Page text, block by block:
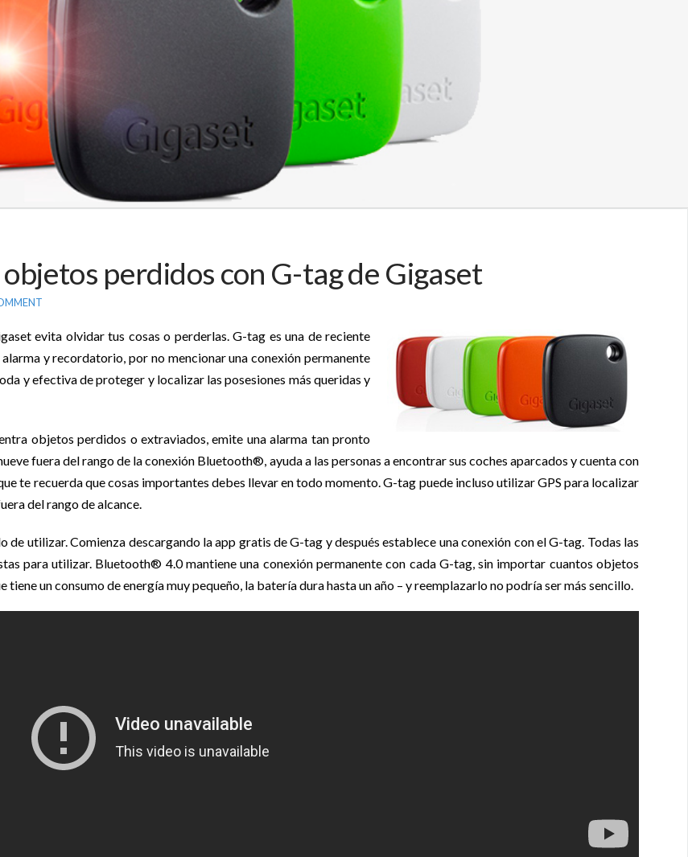
perdidos con G-tag de Gigaset
evita olvidar tus cosas o perderlas. G-tag es una de reciente
y recordatorio, por no mencionar una conexión permanente
y efectiva de proteger y localizar las posesiones más queridas y
objetos perdidos o extraviados, emite una alarma tan pronto
fuera del rango de la conexión Bluetooth®, ayuda a las personas a encontrar sus coches aparcados y cuenta con
te recuerda que cosas importantes debes llevar en todo momento. G-tag puede incluso utilizar GPS para localizar
del rango de alcance.
de utilizar. Comienza descargando la app gratis de G-tag y después establece una conexión con el G-tag. Todas las
para utilizar. Bluetooth® 4.0 mantiene una conexión permanente con cada G-tag, sin importar cuantos objetos
tiene un consumo de energía muy pequeño, la batería dura hasta un año – y reemplazarlo no podría ser más sencillo.